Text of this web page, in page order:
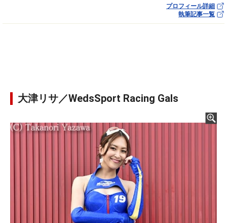
プロフィール詳細
執筆記事一覧
大津リサ／WedsSport Racing Gals